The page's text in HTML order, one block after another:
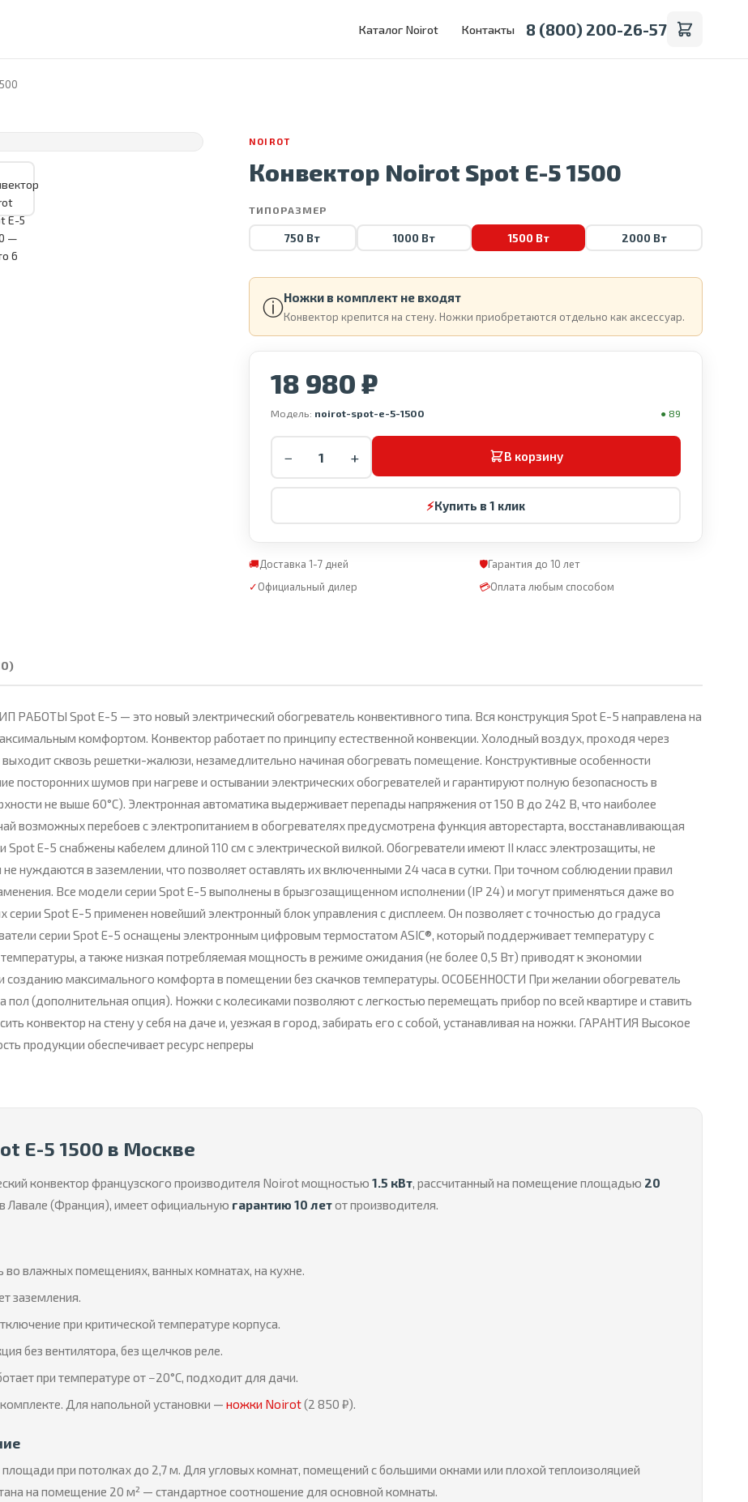
Каталог Noirot Контакты 8 (800) 200-26-57
NOIROT
Конвектор Noirot Spot E-5 1500
ТИПОРАЗМЕР
750 Вт 1000 Вт 1500 Вт 2000 Вт
ⓘНожки в комплект не входят
Конвектор крепится на стену. Ножки приобретаются отдельно как аксессуар.
18 980 ₽
Модель: noirot-spot-e-5-1500 ● 89
− + В корзину
⚡Купить в 1 клик
🚚Доставка 1-7 дней 🛡Гарантия до 10 лет
✓Официальный дилер 💳Оплата любым способом
РАБОТЫ Spot Е-5 — это новый электрический обогреватель конвективного типа. Вся конструкция Spot Е-5 направлена на
комфортом. Конвектор работает по принципу естественной конвекции. Холодный воздух, проходя через
выходит сквозь решетки-жалюзи, незамедлительно начиная обогревать помещение. Конструктивные особенности
посторонних шумов при нагреве и остывании электрических обогревателей и гарантируют полную безопасность в
не выше 60°С). Электронная автоматика выдерживает перепады напряжения от 150 В до 242 В, что наиболее
возможных перебоев с электропитанием в обогревателях предусмотрена функция авторестарта, восстанавливающая
E-5 снабжены кабелем длиной 110 см с электрической вилкой. Обогреватели имеют II класс электрозащиты, не
нуждаются в заземлении, что позволяет оставлять их включенными 24 часа в сутки. При точном соблюдении правил
Все модели серии Spot Е-5 выполнены в брызгозащищенном исполнении (IP 24) и могут применяться даже во
Spot Е-5 применен новейший электронный блок управления с дисплеем. Он позволяет с точностью до градуса
серии Spot Е-5 оснащены электронным цифровым термостатом ASIC®, который поддерживает температуру с
а также низкая потребляемая мощность в режиме ожидания (не более 0,5 Вт) приводят к экономии
созданию максимального комфорта в помещении без скачков температуры. ОСОБЕННОСТИ При желании обогреватель
(дополнительная опция). Ножки с колесиками позволяют с легкостью перемещать прибор по всей квартире и ставить
конвектор на стену у себя на даче и, уезжая в город, забирать его с собой, устанавливая на ножки. ГАРАНТИЯ Высокое
продукции обеспечивает ресурс непреры
E-5 1500 в Москве
конвектор французского производителя Noirot мощностью 1.5 кВт, рассчитанный на помещение площадью 20
Лавале (Франция), имеет официальную гарантию 10 летот производителя.
влажных помещениях, ванных комнатах, на кухне.
заземления.
при критической температуре корпуса.
без вентилятора, без щелчков реле.
при температуре от −20°C, подходит для дачи.
Для напольной установки — ножки Noirot(2 850 ₽).
площади при потолках до 2,7 м. Для угловых комнат, помещений с большими окнами или плохой теплоизоляцией
на помещение 20 м² — стандартное соотношение для основной комнаты.